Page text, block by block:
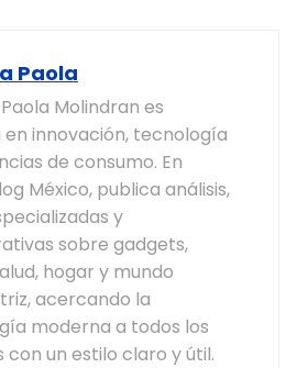
Paola
Molindran es
innovación, tecnología
de consumo. En
México, publica análisis,
y
sobre gadgets,
hogar y mundo
acercando la
moderna a todos los
con un estilo claro y útil.